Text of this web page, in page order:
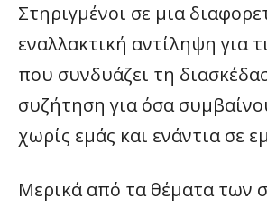
Στηριγμένοι σε μια
εναλλακτική αντίληψη για
που συνδυάζει τη
συζήτηση για όσα
χωρίς εμάς και ενάντια σε
Μερικά από τα θέματα των